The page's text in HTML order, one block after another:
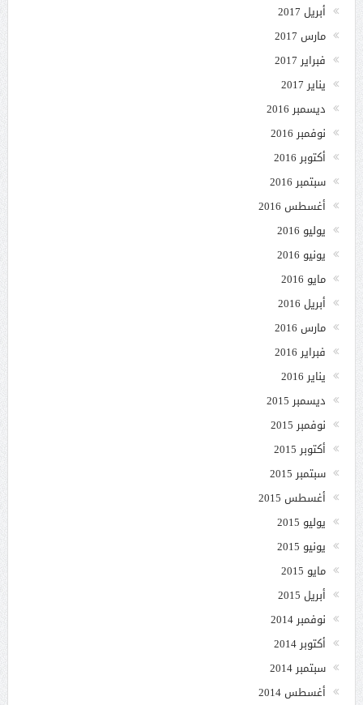
أبريل 2017
مارس 2017
فبراير 2017
يناير 2017
ديسمبر 2016
نوفمبر 2016
أكتوبر 2016
سبتمبر 2016
أغسطس 2016
يوليو 2016
يونيو 2016
مايو 2016
أبريل 2016
مارس 2016
فبراير 2016
يناير 2016
ديسمبر 2015
نوفمبر 2015
أكتوبر 2015
سبتمبر 2015
أغسطس 2015
يوليو 2015
يونيو 2015
مايو 2015
أبريل 2015
نوفمبر 2014
أكتوبر 2014
سبتمبر 2014
أغسطس 2014